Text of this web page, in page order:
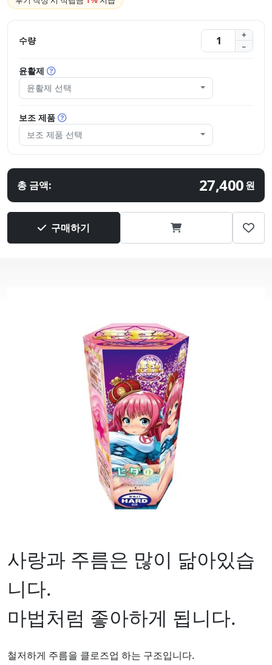
수량
윤활제
윤활제 선택
보조 제품
보조 제품 선택
총 금액: 27,400원
구매하기
사랑과 주름은 많이 닮아있습
니다.
마법처럼 좋아하게 됩니다.
철저하게 주름을 클로즈업 하는 구조입니다.